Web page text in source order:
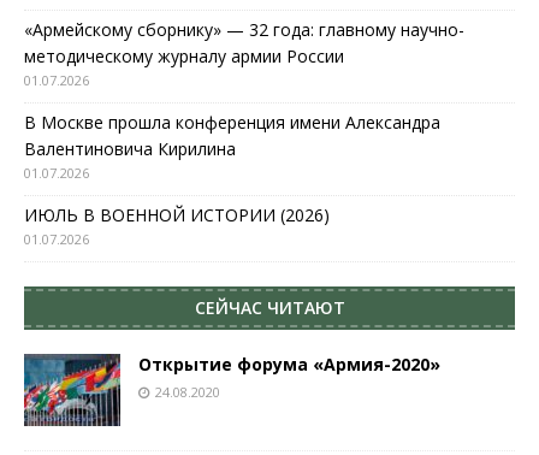
«Армейскому сборнику» — 32 года: главному научно-
методическому журналу армии России
01.07.2026
В Москве прошла конференция имени Александра
Валентиновича Кирилина
01.07.2026
ИЮЛЬ В ВОЕННОЙ ИСТОРИИ (2026)
01.07.2026
СЕЙЧАС ЧИТАЮТ
Открытие форума «Армия-2020»
24.08.2020